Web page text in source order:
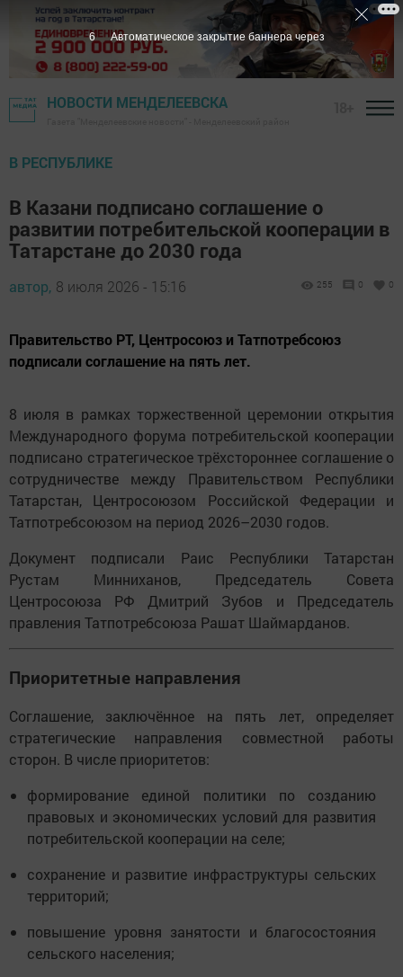
НОВОСТИ МЕНДЕЛЕЕВСКА
В РЕСПУБЛИКЕ
В Казани подписано соглашение о
развитии потребительской кооперации в
Татарстане до 2030 года
автор, 8 июля 2026 - 15:16 255 0 0
Правительство РТ, Центросоюз и Татпотребсоюз
подписали соглашение на пять лет.
8 июля в рамках торжественной церемонии открытия
Международного форума потребительской кооперации
подписано стратегическое трёхстороннее соглашение о
сотрудничестве между Правительством Республики
Татарстан, Центросоюзом Российской Федерации и
Татпотребсоюзом на период 2026–2030 годов.
Документ подписали Раис Республики Татарстан
Рустам Минниханов, Председатель Совета
Центросоюза РФ Дмитрий Зубов и Председатель
правления Татпотребсоюза Рашат Шаймарданов.
Приоритетные направления
Соглашение, заключённое на пять лет, определяет
стратегические направления совместной работы
сторон. В числе приоритетов:
формирование единой политики по созданию
правовых и экономических условий для развития
потребительской кооперации на селе;
сохранение и развитие инфраструктуры сельских
территорий;
повышение уровня занятости и благосостояния
сельского населения;
5 Автоматическое закрытие баннера через